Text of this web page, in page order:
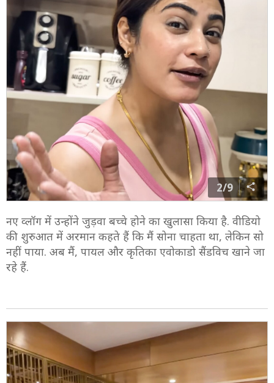
2/9
नए व्लॉग में उन्होंने जुड़वा बच्चे होने का खुलासा किया है. वीडियो
की शुरुआत में अरमान कहते हैं कि मैं सोना चाहता था, लेकिन सो
नहीं पाया. अब मैं, पायल और कृतिका एवोकाडो सैंडविच खाने जा
रहे हैं.